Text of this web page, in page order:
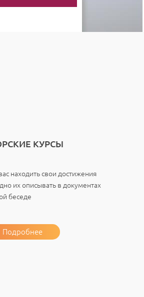
КУРСЫ
находить свои достижения
их описывать в документах
беседе
Подробнее